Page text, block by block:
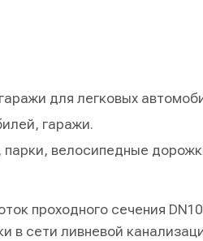
для легковых
гаражи.
велосипедные
проходного сечения
в сети ливневой